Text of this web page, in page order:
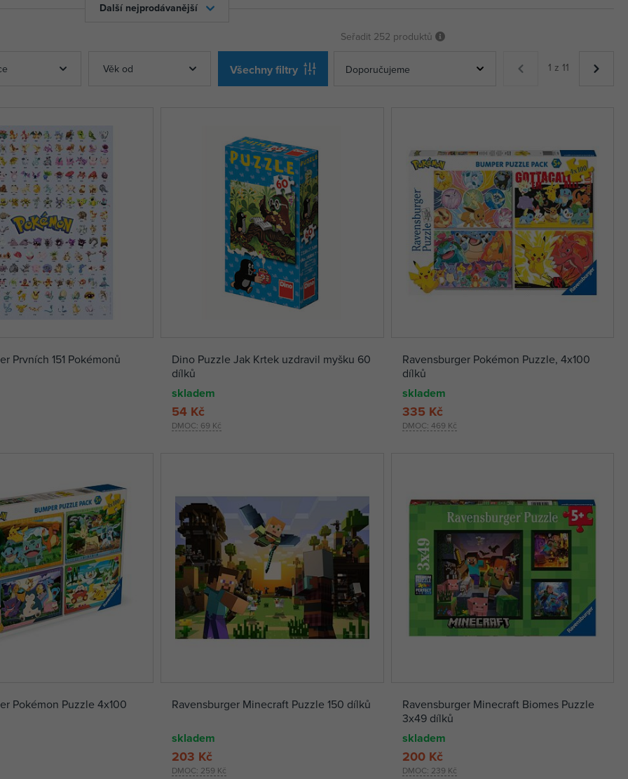
Další nejprodávanější
Věk od Všechny filtry
Seřadit 252 produktů
1 z 11
Prvních 151 Pokémonů
Dino Puzzle Jak Krtek uzdravil myšku 60
dílků
skladem
DMOC: 69 Kč
54 Kč
Ravensburger Pokémon Puzzle, 4x100
dílků
skladem
DMOC: 469 Kč
335 Kč
Pokémon Puzzle 4x100
Ravensburger Minecraft Puzzle 150 dílků
skladem
DMOC: 259 Kč
203 Kč
Ravensburger Minecraft Biomes Puzzle
3x49 dílků
skladem
DMOC: 239 Kč
200 Kč